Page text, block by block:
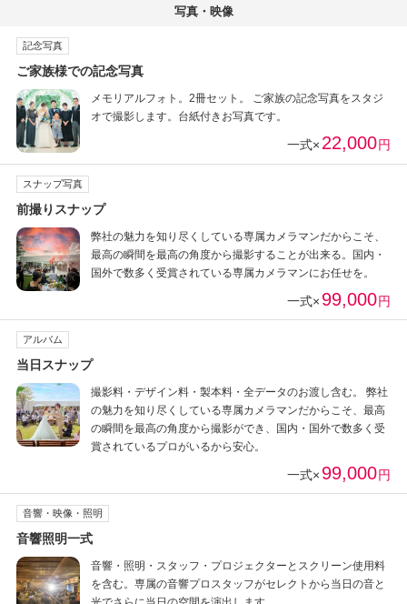
写真・映像
記念写真
ご家族様での記念写真
メモリアルフォト。2冊セット。 ご家族の記念写真をスタジ
オで撮影します。台紙付きお写真です。
一式× 22,000円
スナップ写真
前撮りスナップ
弊社の魅力を知り尽くしている専属カメラマンだからこそ、
最高の瞬間を最高の角度から撮影することが出来る。国内・
国外で数多く受賞されている専属カメラマンにお任せを。
一式× 99,000円
アルバム
当日スナップ
撮影料・デザイン料・製本料・全データのお渡し含む。 弊社
の魅力を知り尽くしている専属カメラマンだからこそ、最高
の瞬間を最高の角度から撮影ができ、国内・国外で数多く受
賞されているプロがいるから安心。
一式× 99,000円
音響・映像・照明
音響照明一式
音響・照明・スタッフ・プロジェクターとスクリーン使用料
を含む。専属の音響プロスタッフがセレクトから当日の音と